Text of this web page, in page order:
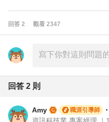
回答 2 觀看 2347
回答 2 則
Amy 職涯引導師 ・